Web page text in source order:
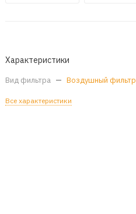
Характеристики
Вид фильтра — Воздушный фильтр
Все характеристики